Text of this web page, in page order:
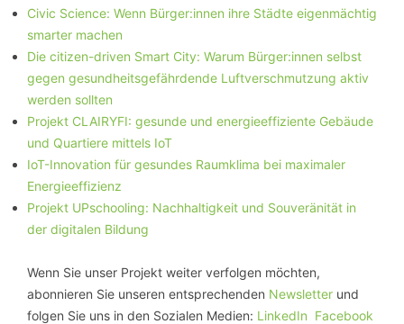
Civic Science: Wenn Bürger:innen ihre Städte eigenmächtig
smarter machen
Die citizen-driven Smart City: Warum Bürger:innen selbst
gegen gesundheitsgefährdende Luftverschmutzung aktiv
werden sollten
Projekt CLAIRYFI: gesunde und energieeffiziente Gebäude
und Quartiere mittels IoT
IoT-Innovation für gesundes Raumklima bei maximaler
Energieeffizienz
Projekt UPschooling: Nachhaltigkeit und Souveränität in
der digitalen Bildung
Wenn Sie unser Projekt weiter verfolgen möchten,
abonnieren Sie unseren entsprechenden Newsletter und
folgen Sie uns in den Sozialen Medien: LinkedIn Facebook